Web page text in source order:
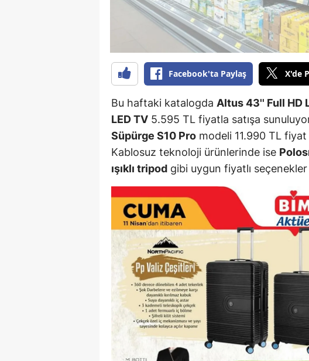
Burdur
Bursa
Çanakkale
Çankırı
Denizli
Elazığ
Erzincan
Eskişehir
Gaziantep
Giresun
Gümüşhane
Facebook'ta Paylaş X'de
Bu haftaki katalogda Altus 43'' Full HD
LED TV 5.595 TL fiyatla satışa
Süpürge S10 Pro modeli 11.990 TL
Kablosuz teknoloji ürünlerinde ise
ışıklı tripod gibi uygun fiyatlı seçenekler